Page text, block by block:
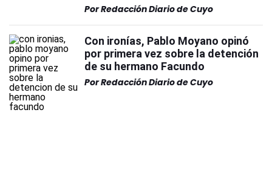
PorRedacción Diario de Cuyo
Con ironías, Pablo Moyano opinó
por primera vez sobre la detención
de su hermano Facundo
PorRedacción Diario de Cuyo